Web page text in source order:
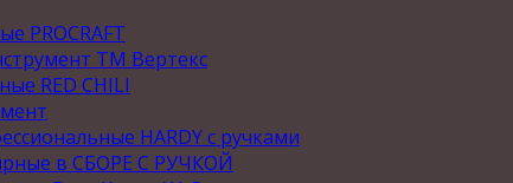
PROCRAFT
ТМ Вертекс
RED CHILI
HARDY с ручками
в СБОРЕ С РУЧКОЙ